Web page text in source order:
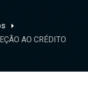
AO CRÉDITO